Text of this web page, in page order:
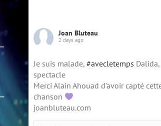
Joan Bluteau
2 days ago
Je suis malade, #avecletemps Dalida,
spectacle
Merci Alain Ahouad d'avoir capté
chanson
joanbluteau.com